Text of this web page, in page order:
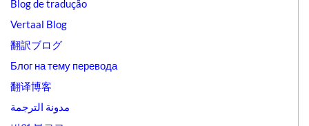
Blog de tradução
Vertaal Blog
翻訳ブログ
Блог на тему перевода
翻译博客
مدونة الترجمة